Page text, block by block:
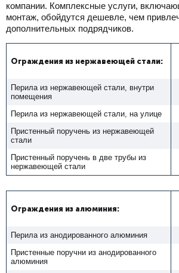
компании. Комплексные услуги,
монтаж, обойдутся дешевле, чем
дополнительных подрядчиков.
Ограждения из нержавеющей стали:
Перила из нержавеющей стали, внутри
помещения
Перила из нержавеющей стали, на улице
Пристенный поручень из нержавеющей
стали
Пристенный поручень в две трубы из
нержавеющей стали
Ограждения из алюминия:
Перила из анодированного алюминия
Пристенные поручни из анодированного
алюминия